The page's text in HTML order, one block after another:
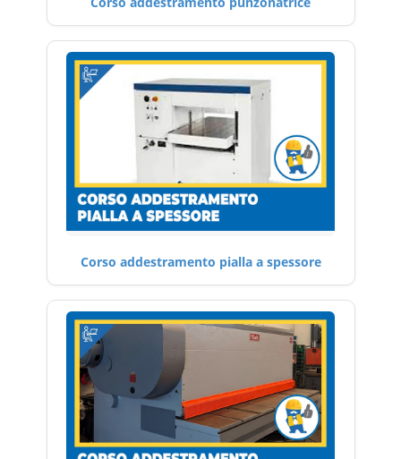
Corso addestramento pialla a spessore